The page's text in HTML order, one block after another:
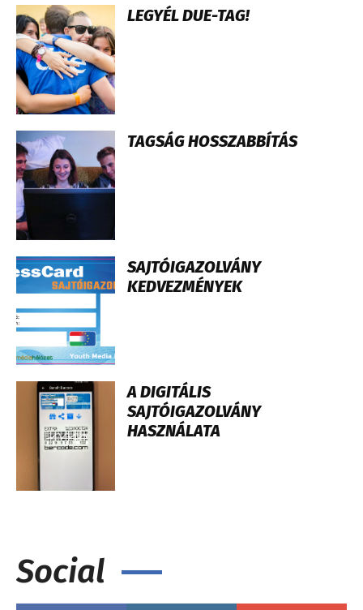
LEGYÉL DUE-TAG!
TAGSÁG HOSSZABBÍTÁS
SAJTÓIGAZOLVÁNY
KEDVEZMÉNYEK
A DIGITÁLIS
SAJTÓIGAZOLVÁNY
HASZNÁLATA
Social